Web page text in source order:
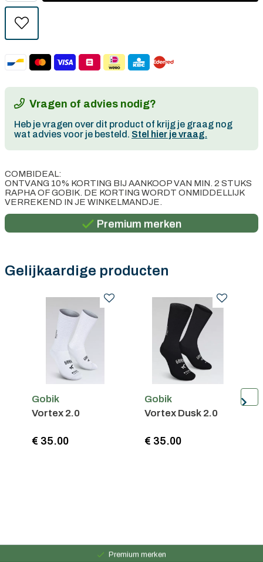
Vragen of advies nodig?
Heb je vragen over dit product of krijg je graag nog
wat advies voor je besteld. Stel hier je vraag.
COMBIDEAL:
ONTVANG 10% KORTING BIJ AANKOOP VAN MIN. 2 STUKS
RAPHA OF GOBIK. DE KORTING WORDT ONMIDDELLIJK
VERREKEND IN JE WINKELMANDJE.
Persoonlijk advies
Gratis verzending in België vanaf €100
Premium merken
Gelijkaardige producten
Gobik
Vortex 2.0
€ 35.00
Gobik
Vortex Dusk 2.0
€ 35.00
Premium merken